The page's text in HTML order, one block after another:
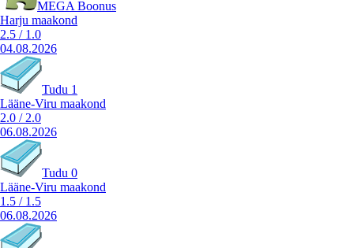
MEGA Boonus
Harju maakond
2.5 / 1.0
04.08.2026
Tudu 1
Lääne-Viru maakond
2.0 / 2.0
06.08.2026
Tudu 0
Lääne-Viru maakond
1.5 / 1.5
06.08.2026